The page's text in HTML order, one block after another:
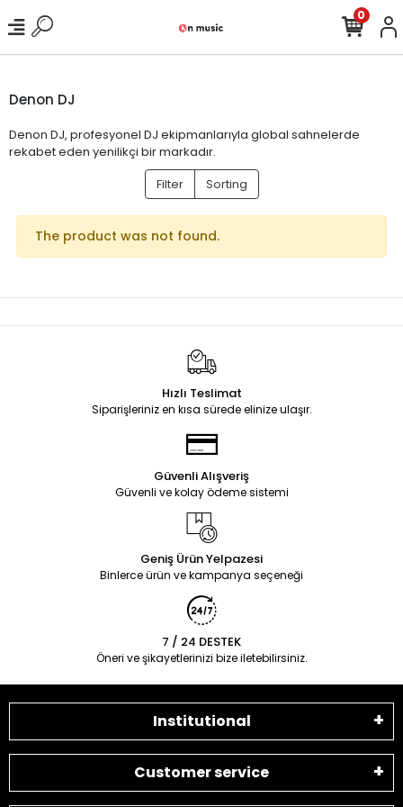
0
Denon DJ
Denon DJ, profesyonel DJ ekipmanlarıyla global sahnelerde
rekabet eden yenilikçi bir markadır.
Filter
Sorting
The product was not found.
Hızlı Teslimat
Siparişleriniz en kısa sürede elinize ulaşır.
Güvenli Alışveriş
Güvenli ve kolay ödeme sistemi
Geniş Ürün Yelpazesi
Binlerce ürün ve kampanya seçeneği
7 / 24 DESTEK
Öneri ve şikayetlerinizi bize iletebilirsiniz.
Institutional
Customer service